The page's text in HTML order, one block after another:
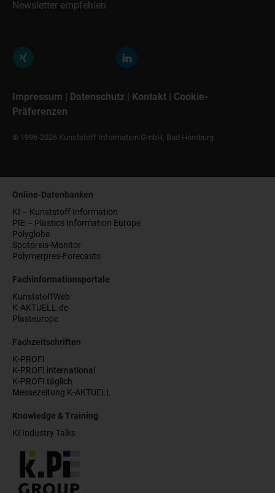
Newsletter empfehlen
Impressum | Datenschutz | Kontakt | Cookie-
Präferenzen
© 1996-2026 Kunststoff Information GmbH, Bad Homburg
Online-Datenbanken
KI – Kunststoff Information
PIE – Plastics Information Europe
Polyglobe
Spotpreis-Monitor
Polymerpres-Forecasts
Fachinformationsportale
KunststoffWeb
K-AKTUELL.de
Plasteurope
Fachzeitschriften
K-PROFI
K-PROFI international
K-PROFI täglich
Messezeitung K-AKTUELL
Knowledge & Training
KI Industry Talks